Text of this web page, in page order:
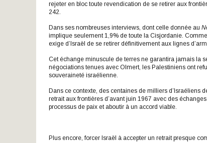
rejeter en bloc toute revendication de se retirer aux
242.
Dans ses nombreuses interviews, dont celle donnée au
implique seulement 1,9% de toute la Cisjordanie.
exige d’Israël de se retirer définitivement aux lignes
Cet échange minuscule de terres ne garantira jamais la
négociations tenues avec Olmert, les Palestiniens ont
souveraineté israélienne.
Dans ce contexte, des centaines de milliers d’Israéliens
retrait aux frontières d’avant juin 1967 avec des
processus de paix et aboutir à un accord viable.
Plus encore, forcer Israël à accepter un retrait presque